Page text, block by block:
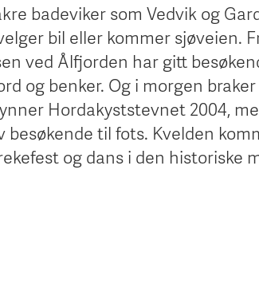
badeviker som Vedvik og
bil eller kommer sjøveien.
ved Ålfjorden har gitt
og benker. Og i morgen
Hordakyststevnet 2004,
til fots. Kvelden
og dans i den historiske